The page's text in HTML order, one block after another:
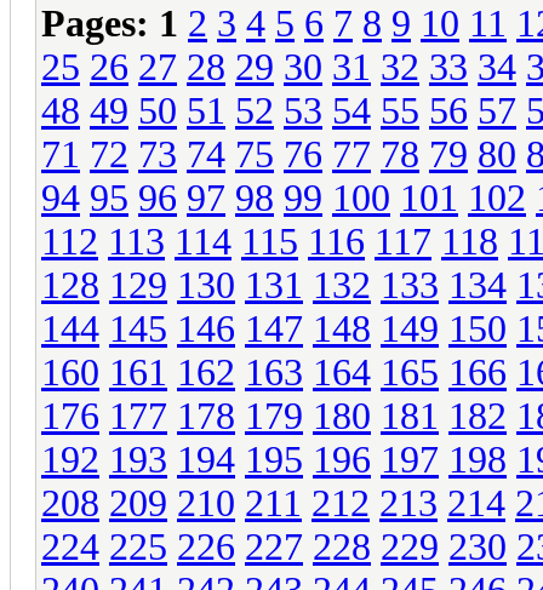
Pages: 1 2 3 4 5 6 7 8 9 10 11
25 26 27 28 29 30 31 32 33 34
48 49 50 51 52 53 54 55 56 57
71 72 73 74 75 76 77 78 79 80
94 95 96 97 98 99 100 101 102
112 113 114 115 116 117 118
128 129 130 131 132 133 134
144 145 146 147 148 149 150
160 161 162 163 164 165 166
176 177 178 179 180 181 182
192 193 194 195 196 197 198
208 209 210 211 212 213 214
224 225 226 227 228 229 230